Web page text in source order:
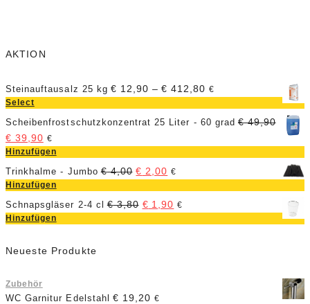
AKTION
Steinauftausalz 25 kg € 12,90 –€ 412,80 €
Select
Scheibenfrostschutzkonzentrat 25 Liter - 60 grad €49,90
€ 39,90 €
Hinzufügen
Trinkhalme - Jumbo €4,00 € 2,00 €
Hinzufügen
Schnapsgläser 2-4 cl €3,80 € 1,90 €
Hinzufügen
Neueste Produkte
Zubehör
WC Garnitur Edelstahl € 19,20 €